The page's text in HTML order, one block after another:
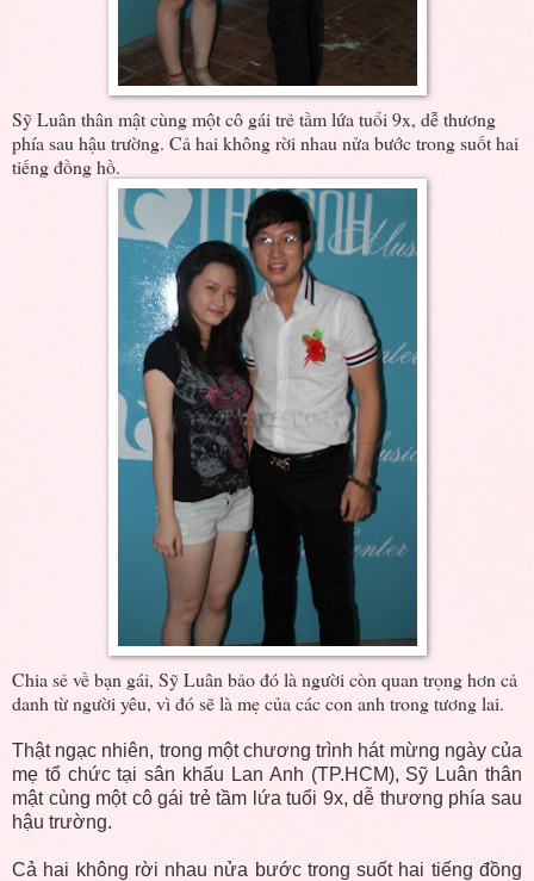
Sỹ Luân thân mật cùng một cô gái trẻ tầm lứa tuổi 9x, dễ thương
phía sau hậu trường. Cả hai không rời nhau nửa bước trong suốt hai
tiếng đồng hồ.
Chia sẻ về bạn gái, Sỹ Luân bảo đó là người còn quan trọng hơn cả
danh từ người yêu, vì đó sẽ là mẹ của các con anh trong tương lai.
Thật ngạc nhiên, trong một chương trình hát mừng ngày của
mẹ tổ chức tại sân khấu Lan Anh (TP.HCM), Sỹ Luân thân
mật cùng một cô gái trẻ tầm lứa tuổi 9x, dễ thương phía sau
hậu trường.
Cả hai không rời nhau nửa bước trong suốt hai tiếng đồng